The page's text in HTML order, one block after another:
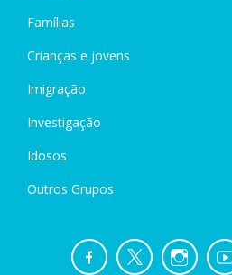
Famílias
Crianças e jovens
Imigração
Investigação
Idosos
Outros Grupos